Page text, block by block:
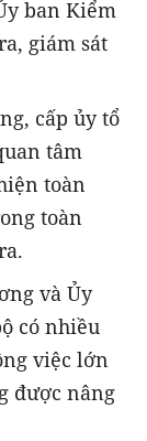
ban Kiểm
giám sát
cấp ủy tổ
tâm
toàn
toàn
và Ủy
có nhiều
việc lớn
được nâng